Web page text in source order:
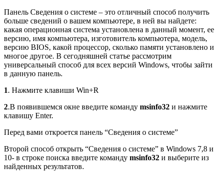
Панель Сведения о системе – это отличный способ получить
больше сведений о вашем компьютере, в ней вы найдете:
какая операционная система установлена в данный момент, ее
версию, имя компьютера, изготовитель компьютера, модель,
версию BIOS, какой процессор, сколько памяти установлено и
многое другое. В сегодняшней статье рассмотрим
универсальный способ для всех версий Windows, чтобы зайти
в данную панель.
1. Нажмите клавиши Win+R
2.В появившемся окне введите команду msinfo32 и нажмите
клавишу Enter.
Перед вами откроется панель “Сведения о системе”
Второй способ открыть “Сведения о системе” в Windows 7,8 и
10- в строке поиска введите команду msinfo32 и выберите из
найденных результатов.